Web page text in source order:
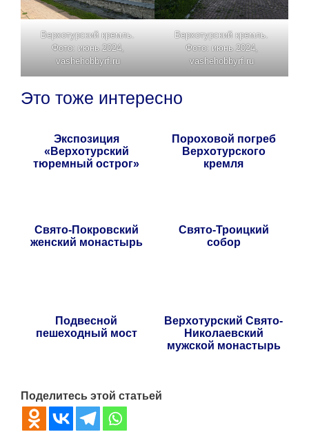
Верхотурский кремль.
Фото: июнь 2024,
vashehobbyrf.ru
Верхотурский кремль.
Фото: июнь 2024,
vashehobbyrf.ru
Это тоже интересно
Экспозиция
«Верхотурский
тюремный острог»
Пороховой погреб
Верхотурского
кремля
Свято-Покровский
женский монастырь
Свято-Троицкий
собор
Подвесной
пешеходный мост
Верхотурский Свято-
Николаевский
мужской монастырь
Поделитесь этой статьей